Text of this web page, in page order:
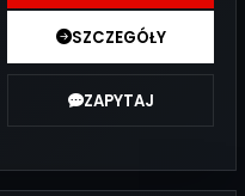
SZCZEGÓŁY
ZAPYTAJ